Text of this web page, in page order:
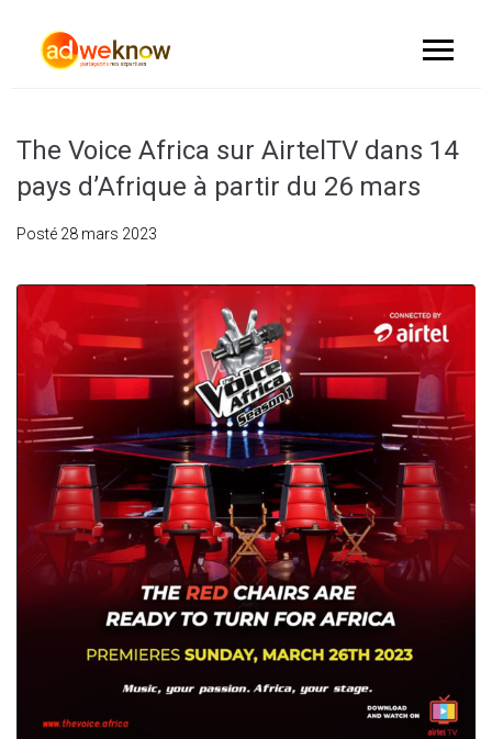
The Voice Africa sur AirtelTV dans 14
pays d’Afrique à partir du 26 mars
Posté 28 mars 2023